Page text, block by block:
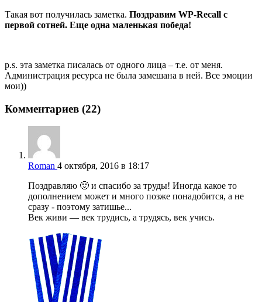
Такая вот получилась заметка. Поздравим WP-Recall с
первой сотней. Еще одна маленькая победа!
p.s. эта заметка писалась от одного лица – т.е. от меня.
Администрация ресурса не была замешана в ней. Все эмоции
мои))
Комментариев (22)
Roman 4 октября, 2016 в 18:17
Поздравляю 🙂 и спасибо за труды! Иногда какое то
дополнением может и много позже понадобится, а не
сразу - поэтому затишье...
Век живи — век трудись, а трудясь, век учись.